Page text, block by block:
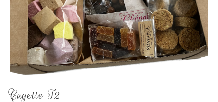
Cagette T2